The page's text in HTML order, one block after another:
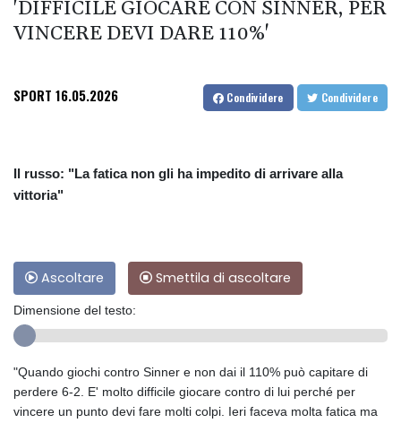
'DIFFICILE GIOCARE CON SINNER, PER
VINCERE DEVI DARE 110%'
SPORT 16.05.2026 Condividere Condividere
Il russo: "La fatica non gli ha impedito di arrivare alla
vittoria"
Ascoltare Smettila di ascoltare
Dimensione del testo:
"Quando giochi contro Sinner e non dai il 110% può capitare di
perdere 6-2. E' molto difficile giocare contro di lui perché per
vincere un punto devi fare molti colpi. Ieri faceva molta fatica ma